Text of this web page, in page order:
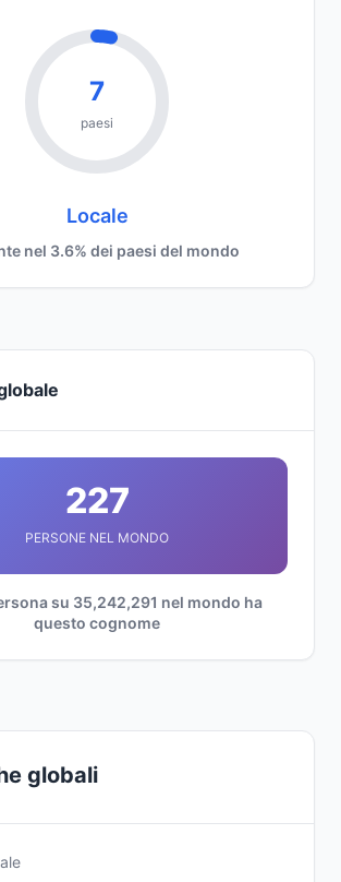
7
paesi
Locale
nel 3.6% dei paesi del mondo
227
PERSONE NEL MONDO
su 35,242,291 nel mondo ha
questo cognome
globali